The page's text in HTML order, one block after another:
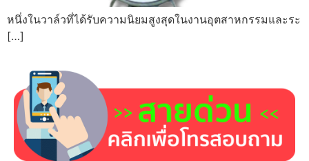
หนึ่งในวาล์วที่ได้รับความนิยมสูงสุดในงานอุตสาหกรรมและระ
[…]